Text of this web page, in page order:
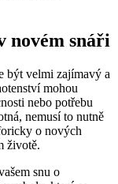
novém snáři
být velmi zajímavý a
mohou
nebo potřebu
nemusí to nutně
o nových
životě.
snu o